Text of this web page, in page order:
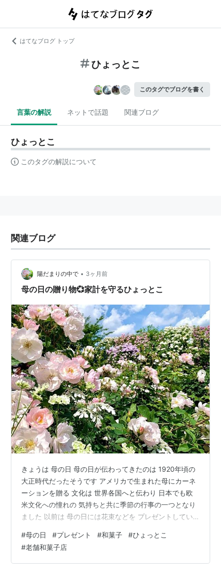
はてなブログ トップ
ひょっとこ
このタグでブログを書く
言葉の解説 ネットで話題 関連ブログ
ひょっとこ
このタグの解説について
関連ブログ
陽だまりの中で • 3ヶ月前
母の日の贈り物💞家計を守るひょっとこ
きょうは 母の日 母の日が伝わってきたのは 1920年頃の
大正時代だったそうです アメリカで生まれた母にカーネ
ーションを贈る 文化は 世界各国へと伝わり 日本でも欧
米文化への憧れの 気持ちと共に季節の行事の一つとなり
ました 以前は 母の日には花束などを プレゼントしてい
大好きな和菓子になり 老舗和菓子店「赤坂青野」の「富
久もなか」 福が たくさんきますように餡子たっぷりの最
中です 最中の形は 表裏で おかめひょっとこで ひょっと
#母の日 #プレゼント #和菓子 #ひょっとこ
#老舗和菓子店